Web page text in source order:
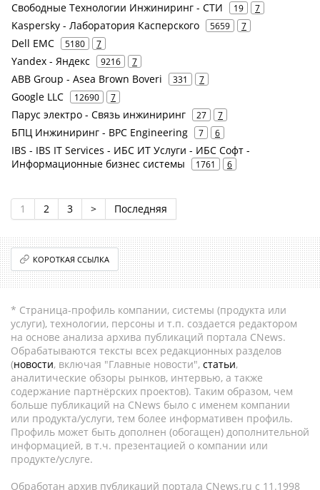
Свободные Технологии Инжиниринг - СТИ 19 7
Kaspersky - Лаборатория Касперского 5659 7
Dell EMC 5180 7
Yandex - Яндекс 9216 7
ABB Group - Asea Brown Boveri 331 7
Google LLC 12690 7
Парус электро - Связь инжиниринг 27 7
БПЦ Инжиниринг - BPC Engineering 7 6
IBS - IBS IT Services - ИБС ИТ Услуги - ИБС Софт -
Информационные бизнес системы
1761 6
1 2 3 > Последняя
КОРОТКАЯ ССЫЛКА
* Страница-профиль компании, системы (продукта или
услуги), технологии, персоны и т.п. создается редактором
на основе анализа архива публикаций портала CNews.
Обрабатываются тексты всех редакционных разделов
(новости, включая "Главные новости", статьи,
аналитические обзоры рынков, интервью, а также
содержание партнёрских проектов). Таким образом, чем
больше публикаций на CNews было с именем компании
или продукта/услуги, тем более информативен профиль.
Профиль может быть дополнен (обогащен) дополнительной
информацией, в т.ч. презентацией о компании или
продукте/услуге.
Обработан архив публикаций портала CNews.ru c 11.1998